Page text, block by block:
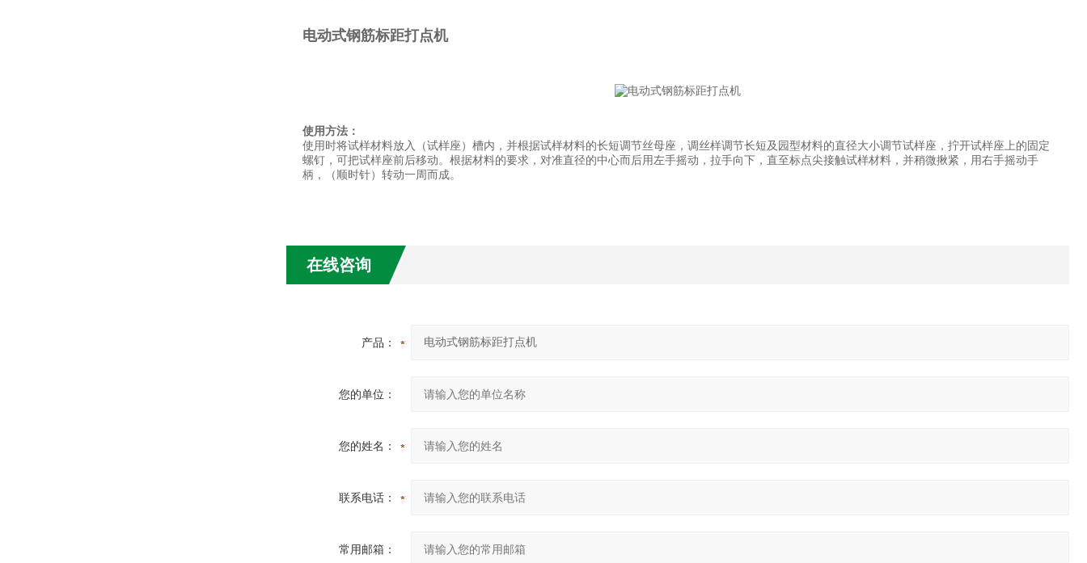
电动式钢筋标距打点机
使用方法：
使用时将试样材料放入（试样座）槽内，并根据试样材料的长短调节丝母座，调丝样调节长短及园型材料的直径大小调节试样座，拧开试样座上的固定
螺钉，可把试样座前后移动。根据材料的要求，对准直径的中心而后用左手摇动，拉手向下，直至标点尖接触试样材料，并稍微揪紧，用右手摇动手
柄，（顺时针）转动一周而成。
在线咨询
产品：
您的单位：
您的姓名：
联系电话：
常用邮箱：